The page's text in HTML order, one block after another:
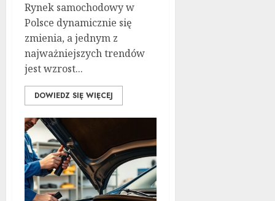
Rynek samochodowy w
Polsce dynamicznie się
zmienia, a jednym z
najważniejszych trendów
jest wzrost...
DOWIEDZ SIĘ WIĘCEJ